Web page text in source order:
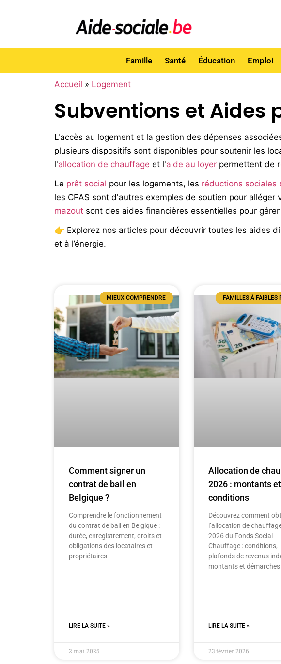
Famille Santé Éducation Emploi
Accueil » Logement
Subventions et Aides
L'accès au logement et la gestion des dépenses
plusieurs dispositifs sont disponibles pour soutenir les
l'allocation de chauffage et l'aide au loyer permettent de
Le prêt social pour les logements, les réductions sociales
les CPAS sont d'autres exemples de soutien pour alléger
mazout sont des aides financières essentielles pour gérer
👉 Explorez nos articles pour découvrir toutes les aides
et à l’énergie.
MIEUX COMPRENDRE
Comment signer un
contrat de bail en
Belgique ?
Comprendre le fonctionnement
du contrat de bail en Belgique :
durée, enregistrement, droits et
obligations des locataires et
propriétaires
LIRE LA SUITE »
2 mai 2025
FAMILLES À FAIBLES
Allocation de
2026 : montants et
conditions
Découvrez comment
l’allocation de
2026 du Fonds Social
Chauffage : conditions,
plafonds de revenus
montants et démarches
LIRE LA SUITE »
23 février 2026